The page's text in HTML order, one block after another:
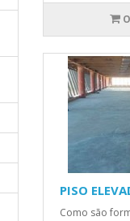
PISO
Como são